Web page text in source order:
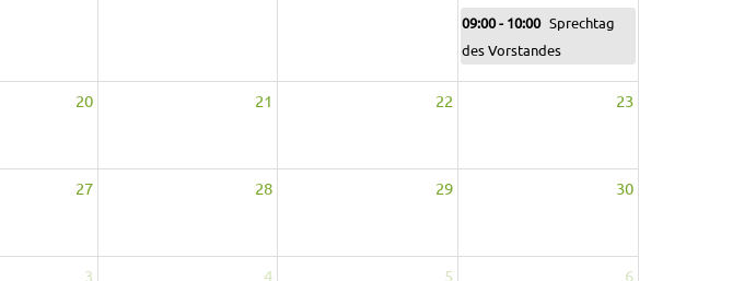
09:00 - 10:00 Sprechtag
des Vorstandes
20 21 22 23
27 28 29 30
3 4 5 6